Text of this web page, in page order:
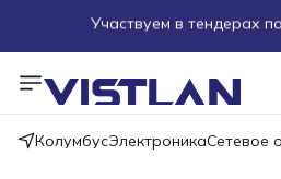
Пуско-
Пришлите запрос на
КолумбусЭлектроникаСетевое